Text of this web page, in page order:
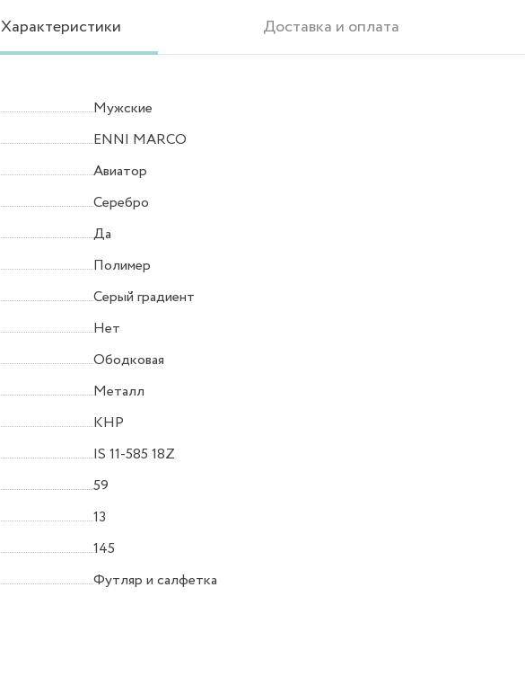
Характеристики Доставка и оплата
Мужские
ENNI MARCO
Авиатор
Серебро
Да
Полимер
Серый градиент
Нет
Ободковая
Металл
КНР
IS 11-585 18Z
59
13
145
Футляр и салфетка